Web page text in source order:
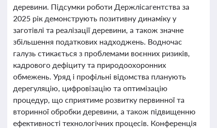
деревини. Підсумки роботи Держлісагентства за
2025 рік демонструють позитивну динаміку у
заготівлі та реалізації деревини, а також значне
збільшення податкових надходжень. Водночас
галузь стикається з проблемами воєнних ризиків,
кадрового дефіциту та природоохоронних
обмежень. Уряд і профільні відомства планують
дерегуляцію, цифровізацію та оптимізацію
процедур, що сприятиме розвитку первинної та
вторинної обробки деревини, а також підвищенню
ефективності технологічних процесів. Конференція